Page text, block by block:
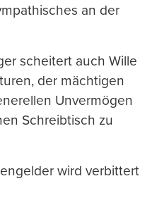
an der
scheitert auch Wille
der mächtigen
Unvermögen
Schreibtisch zu
wird verbittert